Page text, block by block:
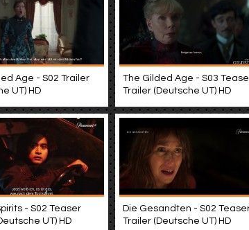
Age - S02 Trailer
UT) HD
The Gilded Age - S03
Trailer (Deutsche UT) HD
- S02 Teaser
UT) HD
Die Gesandten - S02
Trailer (Deutsche UT) HD